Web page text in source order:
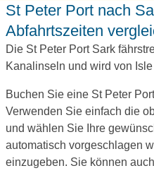
St Peter Port nach Sark. Fähren, Preise und
Abfahrtszeiten
Die St Peter Port Sark
Kanalinseln und wird von
Buchen Sie eine St Peter
Verwenden Sie einfach die
und wählen Sie Ihre
automatisch vorgeschlagen
einzugeben. Sie können